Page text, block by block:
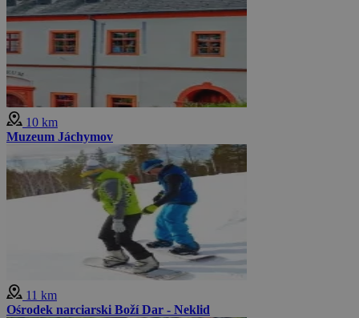
10 km
Muzeum Jáchymov
11 km
Ośrodek narciarski Boží Dar - Neklid